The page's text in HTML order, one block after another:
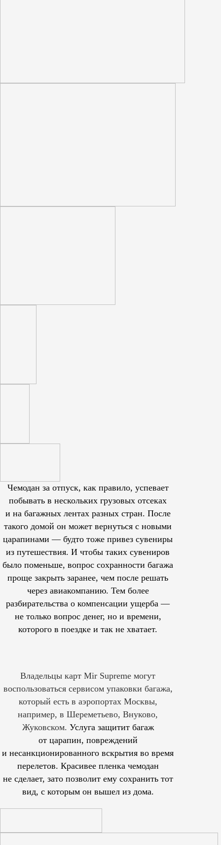
Чемодан за отпуск, как правило, успевает
побывать в нескольких грузовых отсеках
и на багажных лентах разных стран. После
такого домой он может вернуться с новыми
царапинами — будто тоже привез сувениры
из путешествия. И чтобы таких сувениров
было поменьше, вопрос сохранности багажа
проще закрыть заранее, чем после решать
через авиакомпанию. Тем более
разбирательства о компенсации ущерба —
не только вопрос денег, но и времени,
которого в поездке и так не хватает.
Владельцы карт Mir Supreme могут
воспользоваться сервисом упаковки багажа,
который есть в аэропортах Москвы,
например, в Шереметьево, Внуково,
Жуковском. Услуга защитит багаж
от царапин, повреждений
и несанкционированного вскрытия во время
перелетов. Красивее пленка чемодан
не сделает, зато позволит ему сохранить тот
вид, с которым он вышел из дома.